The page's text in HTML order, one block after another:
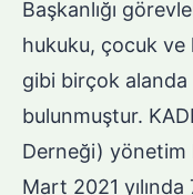
Başkanlığı
hukuku, çocuk ve
gibi birçok alanda
bulunmuştur.
Derneği) yönetim
Mart 2021